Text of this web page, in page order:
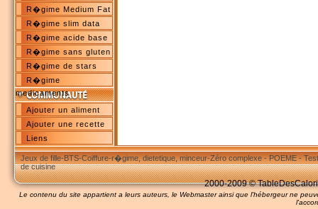
R�gime Medium Fat
R�gime slim data
R�gime acide base
R�gime sans gluten
R�gime de stars
R�gime
medicaments
Ajouter un aliment
Ajouter une recette
Liens
Jeux de fille-BTS-Coiffure-r�gime, dietetique, minceur-Zéro complexe-POEME-
de cuisine
2000-2009 ©
Le contenu du site appartient a leurs auteurs, le Webmaster ainsi que l'hébergeur ne